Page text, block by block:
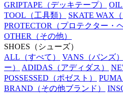
GRIPTAPE （デッキテープ） OIL
TOOL （工具類） SKATE WAX
PROTECTOR （プロテクター・
OTHER （その他）
SHOES （シューズ）
ALL （すべて） VANS （バンズ）
ー）
ADIDAS （アディダス）
POSSESSED （ポゼスト） PUMA
BRAND （その他ブランド）